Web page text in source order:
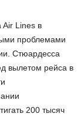
Lines в
проблемами
Стюардесса
вылетом рейса в
200 тысяч